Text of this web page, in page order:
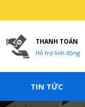
THANH TOÁN
Hỗ trợ linh động
TIN TỨC